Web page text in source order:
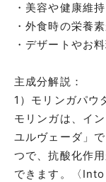
・美容や健康維
・外食時の栄養
・デザートやお
主成分解説：
1）モリンガパウ
モリンガは、イ
ユルヴェーダ」
つで、抗酸化作
できます。〈